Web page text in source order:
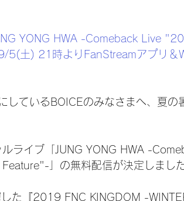
YONG HWA -Comeback Live
土) 21時よりFanStreamアプリ＆
しているBOICEのみなさまへ、夏の
ライブ「JUNG YONG HWA -
」の無料配信が決定しました
た『2019 FNC KINGDOM -